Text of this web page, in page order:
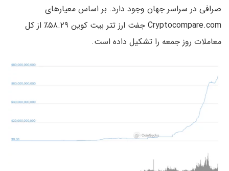
صرافی در سراسر جهان وجود دارد. بر اساس معیارهای
Cryptocompare.com جفت ارز تتر بیت کوین ۵۸.۲۹٪ از کل
معاملات روز جمعه را تشکیل داده است.